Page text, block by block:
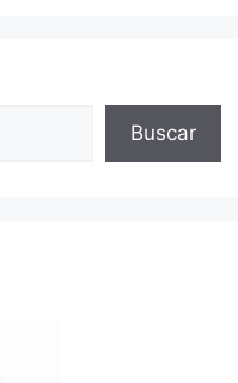
Buscar